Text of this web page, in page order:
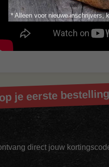
* Alleen voor nieuwe inschrijvers,
je eerste bestelling
direct jouw